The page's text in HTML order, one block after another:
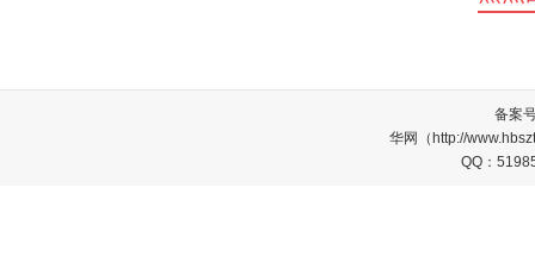
备案
华网（http://
QQ：